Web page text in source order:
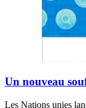
Un nouveau
Les Nations unies